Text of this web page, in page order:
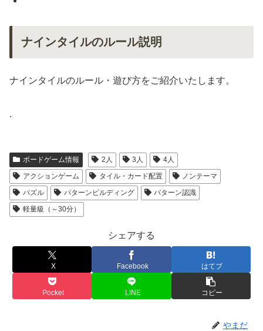
ナインタイルのルール説明
ナインタイルのルール・遊び方をご紹介いたします。
.
ボードゲーム情報 2人 3人
4人
アクションゲーム
タイル・カード配置
ノンテーマ
パズル
パターンビルディング
パターン認識
軽量級（～30分）
シェアする
X Facebook はてブ
Pocket LINE コピー
やまだ